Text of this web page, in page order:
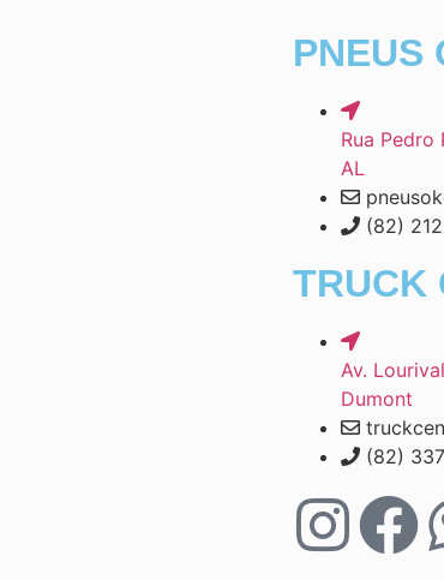
PNEUS
Rua
AL
(82)
TRUCK
Av.
Dumont
(82)